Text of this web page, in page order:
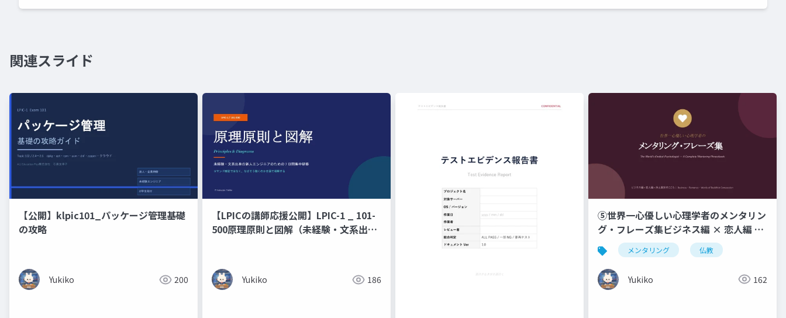
関連スライド
【公開】klpic101_パッケージ管理基礎
の攻略
Yukiko 200
【LPICの講師応援公開】LPIC-1 _ 101-
500原理原則と図解（未経験・文系出身
くのかを図で理解する編
Yukiko 186
⑤世界一心優しい心理学者のメンタリン
グ・フレーズ集ビジネス編 × 恋人編 ×
浄土真宗のこころ _ Business ・
Romance ・ Words of Buddhist
Compassion
メンタリング 仏教
Yukiko 162